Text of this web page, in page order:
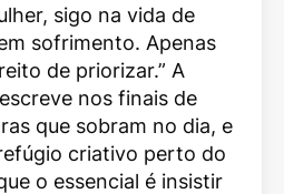
sigo na vida de
sofrimento. Apenas
de priorizar.” A
nos finais de
que sobram no dia, e
criativo perto do
o essencial é insistir